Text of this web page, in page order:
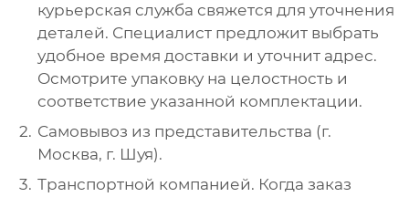
курьерская служба свяжется для уточнения
деталей. Специалист предложит выбрать
удобное время доставки и уточнит адрес.
Осмотрите упаковку на целостность и
соответствие указанной комплектации.
Самовывоз из представительства (г.
Москва, г. Шуя).
Транспортной компанией. Когда заказ